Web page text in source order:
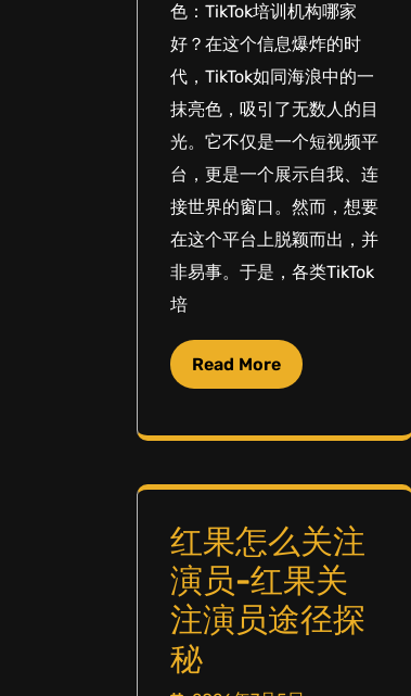
色：TikTok培训机构哪家
好？在这个信息爆炸的时
代，TikTok如同海浪中的一
抹亮色，吸引了无数人的目
光。它不仅是一个短视频平
台，更是一个展示自我、连
接世界的窗口。然而，想要
在这个平台上脱颖而出，并
非易事。于是，各类TikTok
培
Read More
红果怎么关注
演员-红果关
注演员途径探
秘